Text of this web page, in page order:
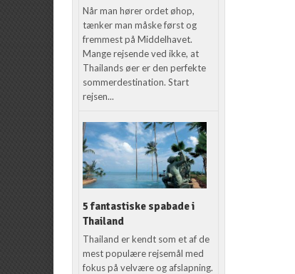
Når man hører ordet øhop,
tænker man måske først og
fremmest på Middelhavet.
Mange rejsende ved ikke, at
Thailands øer er den perfekte
sommerdestination. Start
rejsen...
5 fantastiske spabade i
Thailand
Thailand er kendt som et af de
mest populære rejsemål med
fokus på velvære og afslapning.